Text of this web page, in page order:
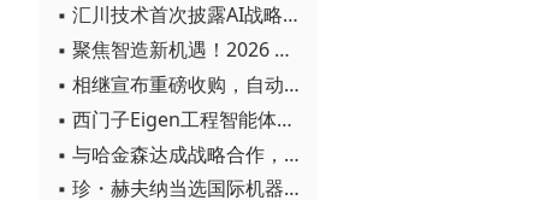
▪ 汇川技术首次披露AI战略进展：从两个方面推动“AI业务化”落地
▪ 聚焦智造新机遇！2026 青岛数字化及智能制造技术论坛圆满落幕
▪ 相继宣布重磅收购，自动化巨头新一轮并购潮剑指何方？
▪ 西门子Eigen工程智能体落地中国，工业AI跨越物理世界“确定性”拐点
▪ 与哈金森达成战略合作，乐聚机器人何以持续获得工业巨头青睐？
▪ 珍・赫夫纳当选国际机器人联合会新任主席